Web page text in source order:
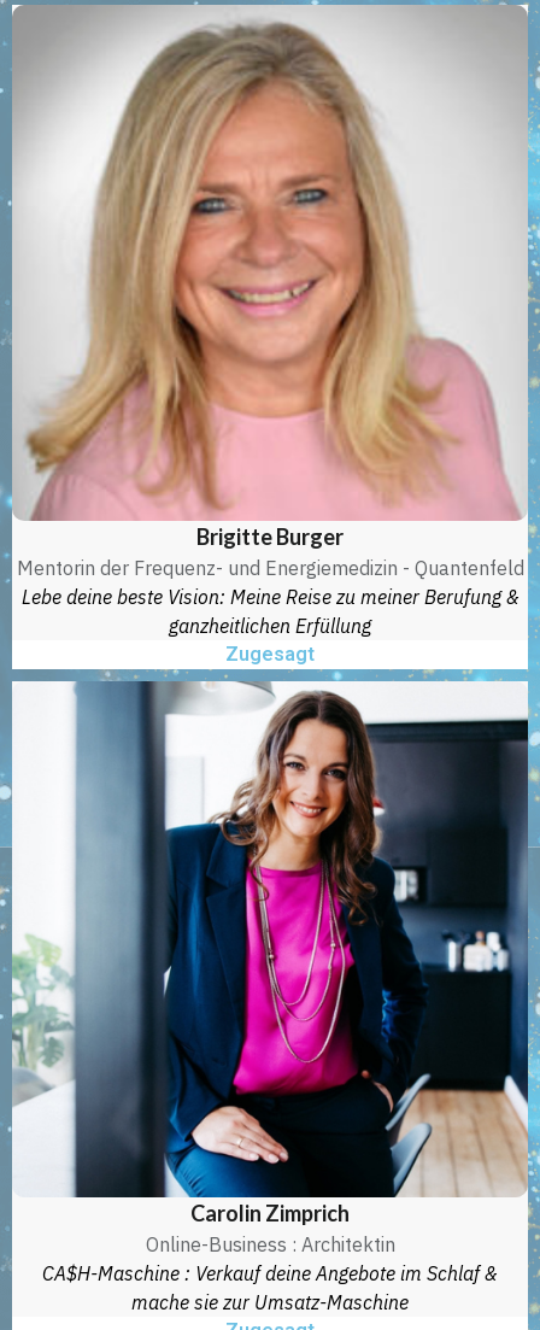
Brigitte Burger
Mentorin der Frequenz- und Energiemedizin - Quantenfeld
Lebe deine beste Vision: Meine Reise zu meiner Berufung &
ganzheitlichen Erfüllung
Zugesagt
Carolin Zimprich
Online-Business : Architektin
CA$H-Maschine : Verkauf deine Angebote im Schlaf &
mache sie zur Umsatz-Maschine